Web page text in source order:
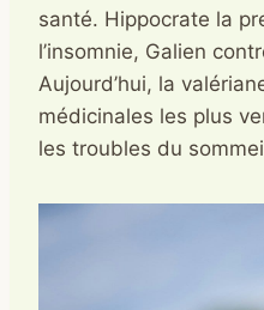
santé. Hippocrate la
l’insomnie, Galien
Aujourd’hui, la
médicinales les plus
les troubles du